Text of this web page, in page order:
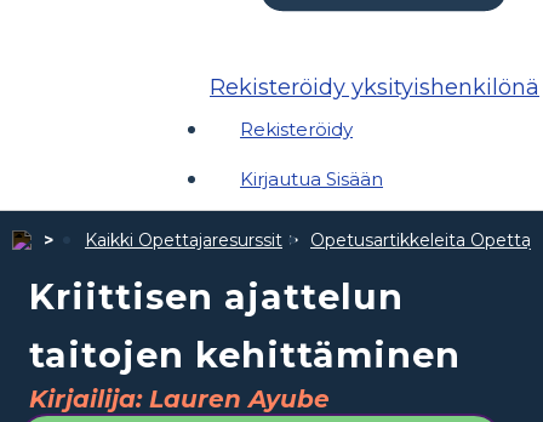
Rekisteröidy yksityishenkilönä
Rekisteröidy
Kirjautua Sisään
Kaikki Opettajaresurssit Opetusartikkeleita
Kriittisen ajattelun
taitojen kehittäminen
Kirjailija: Lauren Ayube